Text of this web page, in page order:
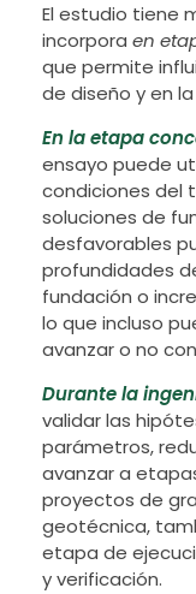
El estudio tiene
incorpora en
que permite
de diseño y en
En la etapa
ensayo puede
condiciones del
soluciones de
desfavorables
profundidades
fundación o
lo que incluso
avanzar o no
Durante la
validar las
parámetros,
avanzar a
proyectos de
geotécnica,
etapa de
y verificación.